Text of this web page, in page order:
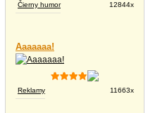
Čierny humor 12844x
Aaaaaaa!
Reklamy 11663x